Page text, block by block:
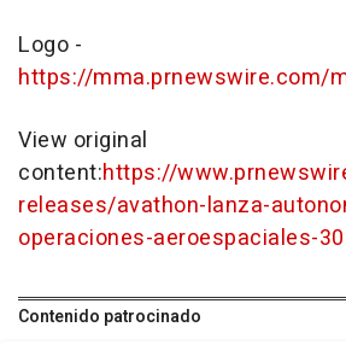
Logo -
https://mma.prnewswire.com/
View original
content:https://
releases/avathon-lanza-
operaciones-aeroespaciales-
Contenido patrocinado